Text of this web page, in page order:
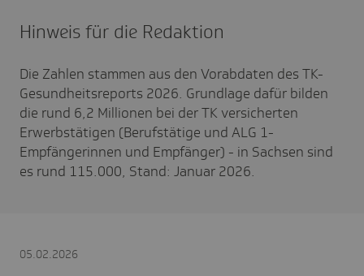
Hinweis für die Redaktion
Die Zahlen stammen aus den Vorabdaten des TK-
Gesundheitsreports 2026. Grundlage dafür bilden
die rund 6,2 Millionen bei der TK versicherten
Erwerbstätigen (Berufstätige und ALG 1-
Empfängerinnen und Empfänger) - in Sachsen sind
es rund 115.000, Stand: Januar 2026.
05.02.2026